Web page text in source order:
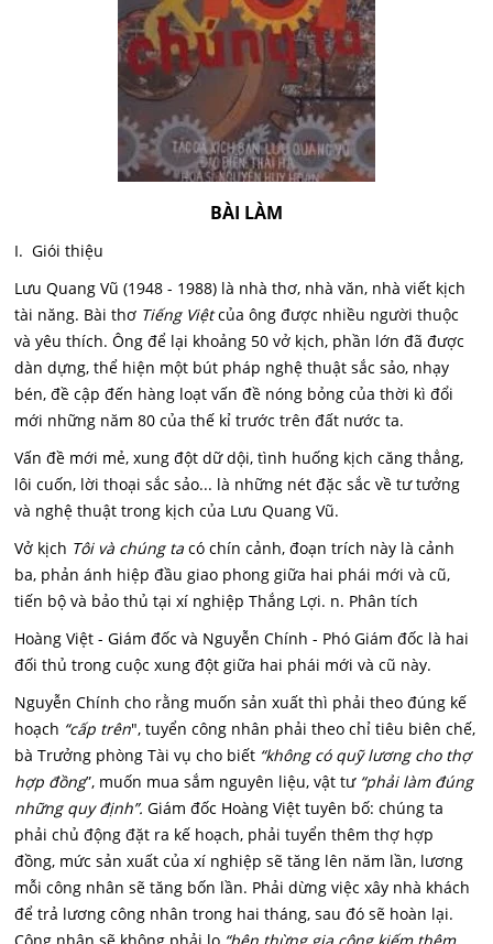
BÀI LÀM
I. Giói thiệu
Lưu Quang Vũ (1948 - 1988) là nhà thơ, nhà văn, nhà viết kịch
tài năng. Bài thơ Tiếng Việtcủa ông được nhiều người thuộc
và yêu thích. Ông để lại khoảng 50 vở kịch, phần lớn đã được
dàn dựng, thể hiện một bút pháp nghệ thuật sắc sảo, nhạy
bén, đề cập đến hàng loạt vấn đề nóng bỏng của thời kì đổi
mới những năm 80 của thế kỉ trước trên đất nước ta.
Vấn đề mới mẻ, xung đột dữ dội, tình huống kịch căng thẳng,
lôi cuốn, lời thoại sắc sảo... là những nét đặc sắc về tư tưởng
và nghệ thuật trong kịch của Lưu Quang Vũ.
Vở kịch Tôi và chúng ta có chín cảnh, đoạn trích này là cảnh
ba, phản ánh hiệp đầu giao phong giữa hai phái mới và cũ,
tiến bộ và bảo thủ tại xí nghiệp Thắng Lợi. n. Phân tích
Hoàng Việt - Giám đốc và Nguyễn Chính - Phó Giám đốc là hai
đối thủ trong cuộc xung đột giữa hai phái mới và cũ này.
Nguyễn Chính cho rằng muốn sản xuất thì phải theo đúng kế
hoạch “cấp trên", tuyển công nhân phải theo chỉ tiêu biên chế,
bà Trưởng phòng Tài vụ cho biết “không có quỹ lương cho thợ
hợp đồng”, muốn mua sắm nguyên liệu, vật tư “phải làm đúng
những quy định”. Giám đốc Hoàng Việt tuyên bố: chúng ta
phải chủ động đặt ra kế hoạch, phải tuyển thêm thợ hợp
đồng, mức sản xuất của xí nghiệp sẽ tăng lên năm lần, lương
mỗi công nhân sẽ tăng bốn lần. Phải dừng việc xây nhà khách
để trả lương công nhân trong hai tháng, sau đó sẽ hoàn lại.